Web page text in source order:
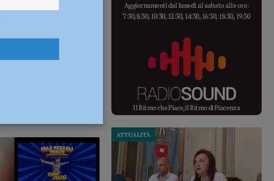
Aggiornamenti dal lunedì al sabato alle ore:
7:30, 8:30, 10:30, 12:30, 14:30, 16:30, 18:30, 19:30
Il Ritmo che Piace, il Ritmo di Piacenza
ATTUALITÀ